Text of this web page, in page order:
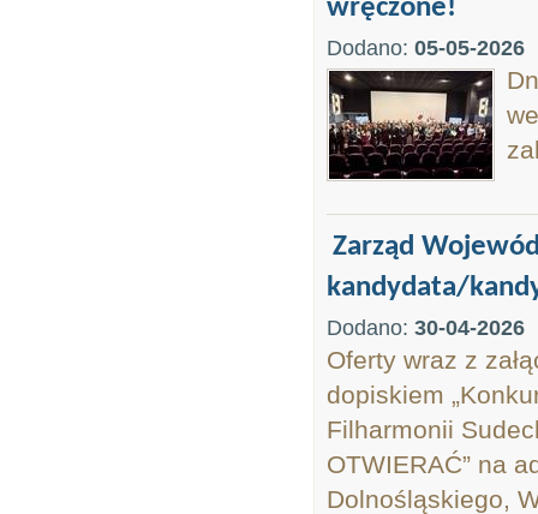
wręczone!
Dodano: 05-05-2026
Zarząd
kandydata/
Dodano: 30-04-2026
Oferty wraz z
dopiskiem
Filharmonii
OTWIERAĆ” na
Dolnośląskiego,